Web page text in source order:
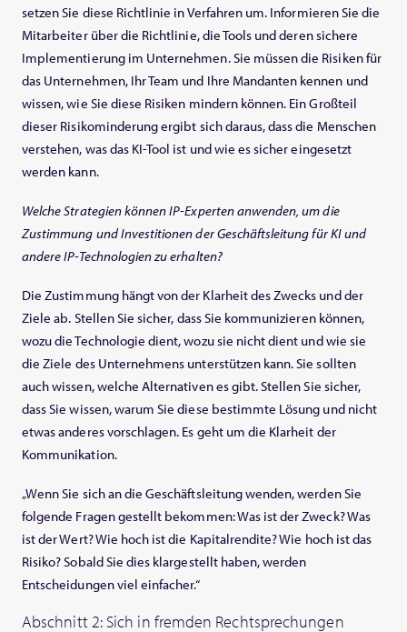
setzen Sie diese Richtlinie in Verfahren um. Informieren Sie die
Mitarbeiter über die Richtlinie, die Tools und deren sichere
Implementierung im Unternehmen. Sie müssen die Risiken für
das Unternehmen, Ihr Team und Ihre Mandanten kennen und
wissen, wie Sie diese Risiken mindern können. Ein Großteil
dieser Risikominderung ergibt sich daraus, dass die Menschen
verstehen, was das KI-Tool ist und wie es sicher eingesetzt
werden kann.
Welche Strategien können IP-Experten anwenden, um die
Zustimmung und Investitionen der Geschäftsleitung für KI und
andere IP-Technologien zu erhalten?
Die Zustimmung hängt von der Klarheit des Zwecks und der
Ziele ab. Stellen Sie sicher, dass Sie kommunizieren können,
wozu die Technologie dient, wozu sie nicht dient und wie sie
die Ziele des Unternehmens unterstützen kann. Sie sollten
auch wissen, welche Alternativen es gibt. Stellen Sie sicher,
dass Sie wissen, warum Sie diese bestimmte Lösung und nicht
etwas anderes vorschlagen. Es geht um die Klarheit der
Kommunikation.
„Wenn Sie sich an die Geschäftsleitung wenden, werden Sie
folgende Fragen gestellt bekommen: Was ist der Zweck? Was
ist der Wert? Wie hoch ist die Kapitalrendite? Wie hoch ist das
Risiko? Sobald Sie dies klargestellt haben, werden
Entscheidungen viel einfacher.“
Abschnitt 2: Sich in fremden Rechtsprechungen